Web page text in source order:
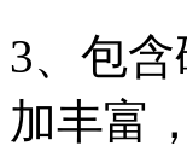
3、包
加丰富